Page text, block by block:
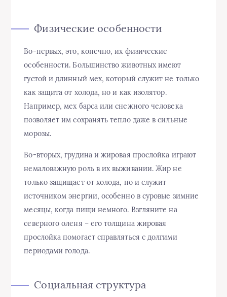
Физические особенности
Во-первых, это, конечно, их физические
особенности. Большинство животных имеют
густой и длинный мех, который служит не только
как защита от холода, но и как изолятор.
Например, мех барса или снежного человека
позволяет им сохранять тепло даже в сильные
морозы.
Во-вторых, грудина и жировая прослойка играют
немаловажную роль в их выживании. Жир не
только защищает от холода, но и служит
источником энергии, особенно в суровые зимние
месяцы, когда пищи немного. Взгляните на
северного оленя – его толщина жировая
прослойка помогает справляться с долгими
периодами голода.
Социальная структура